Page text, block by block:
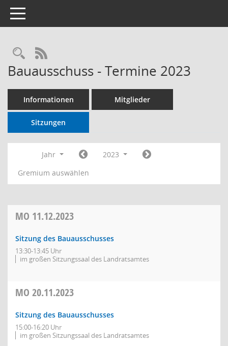
Toggle navigation
RSS-Feed
Bauausschuss - Termine 2023
Informationen Mitglieder
Sitzungen
Jahr
2023
Gremium auswählen
MO 11.12.2023
Sitzung des Bauausschusses
13:30-13:45 Uhr
im großen Sitzungssaal des Landratsamtes
MO 20.11.2023
Sitzung des Bauausschusses
15:00-16:20 Uhr
im großen Sitzungssaal des Landratsamtes